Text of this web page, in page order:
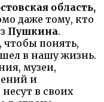
область,
даже тому, кто
Пушкина.
чтобы понять,
в нашу жизнь.
музеи,
и
в своих